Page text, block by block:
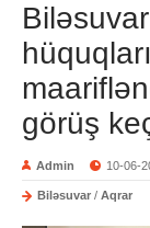
görüş
Admin 10-06-
Biləsuvar / Aqrar